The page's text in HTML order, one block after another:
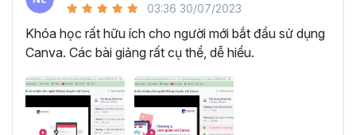
03:36 30/07/2023
Khóa học rất hữu ích cho người mới bắt đầu sử dụng
Canva. Các bài giảng rất cụ thể, dễ hiểu.